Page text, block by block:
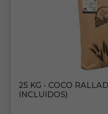
25 KG - COCO
INCLUIDOS)